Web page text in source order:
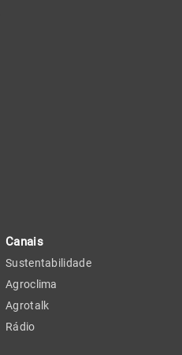
Canais
Sustentabilidade
Agroclima
Agrotalk
Rádio